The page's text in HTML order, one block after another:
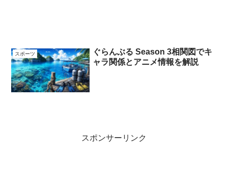
スポーツ
ぐらんぶる Season 3相関図でキ
ャラ関係とアニメ情報を解説
スポンサーリンク